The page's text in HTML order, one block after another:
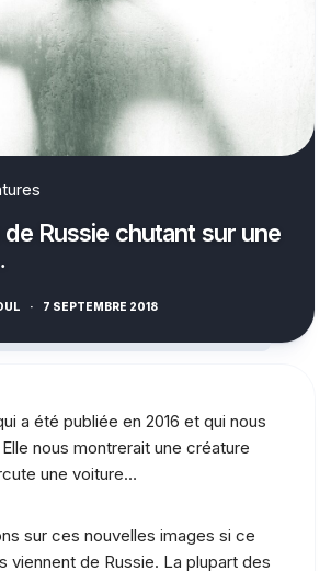
Russie chutant sur une
· 7 SEPTEMBRE 2018
a été publiée en 2016 et qui nous
nous montrerait une créature
une voiture…
sur ces nouvelles images si ce
viennent de Russie. La plupart des